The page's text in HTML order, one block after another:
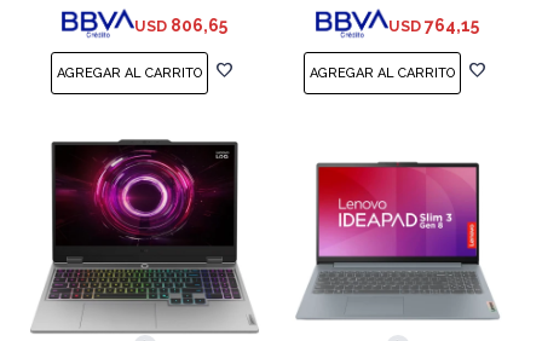
USD 806,65 USD 764,15
COMPARAR